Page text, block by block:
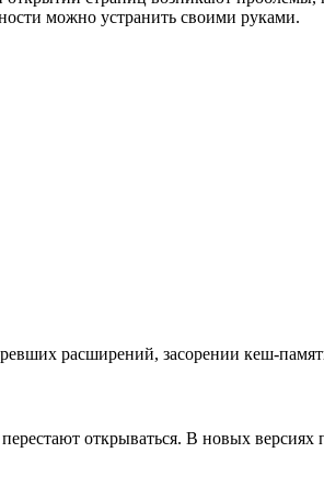
можно устранить своими руками.
расширений, засорении кеш-
открываться. В новых